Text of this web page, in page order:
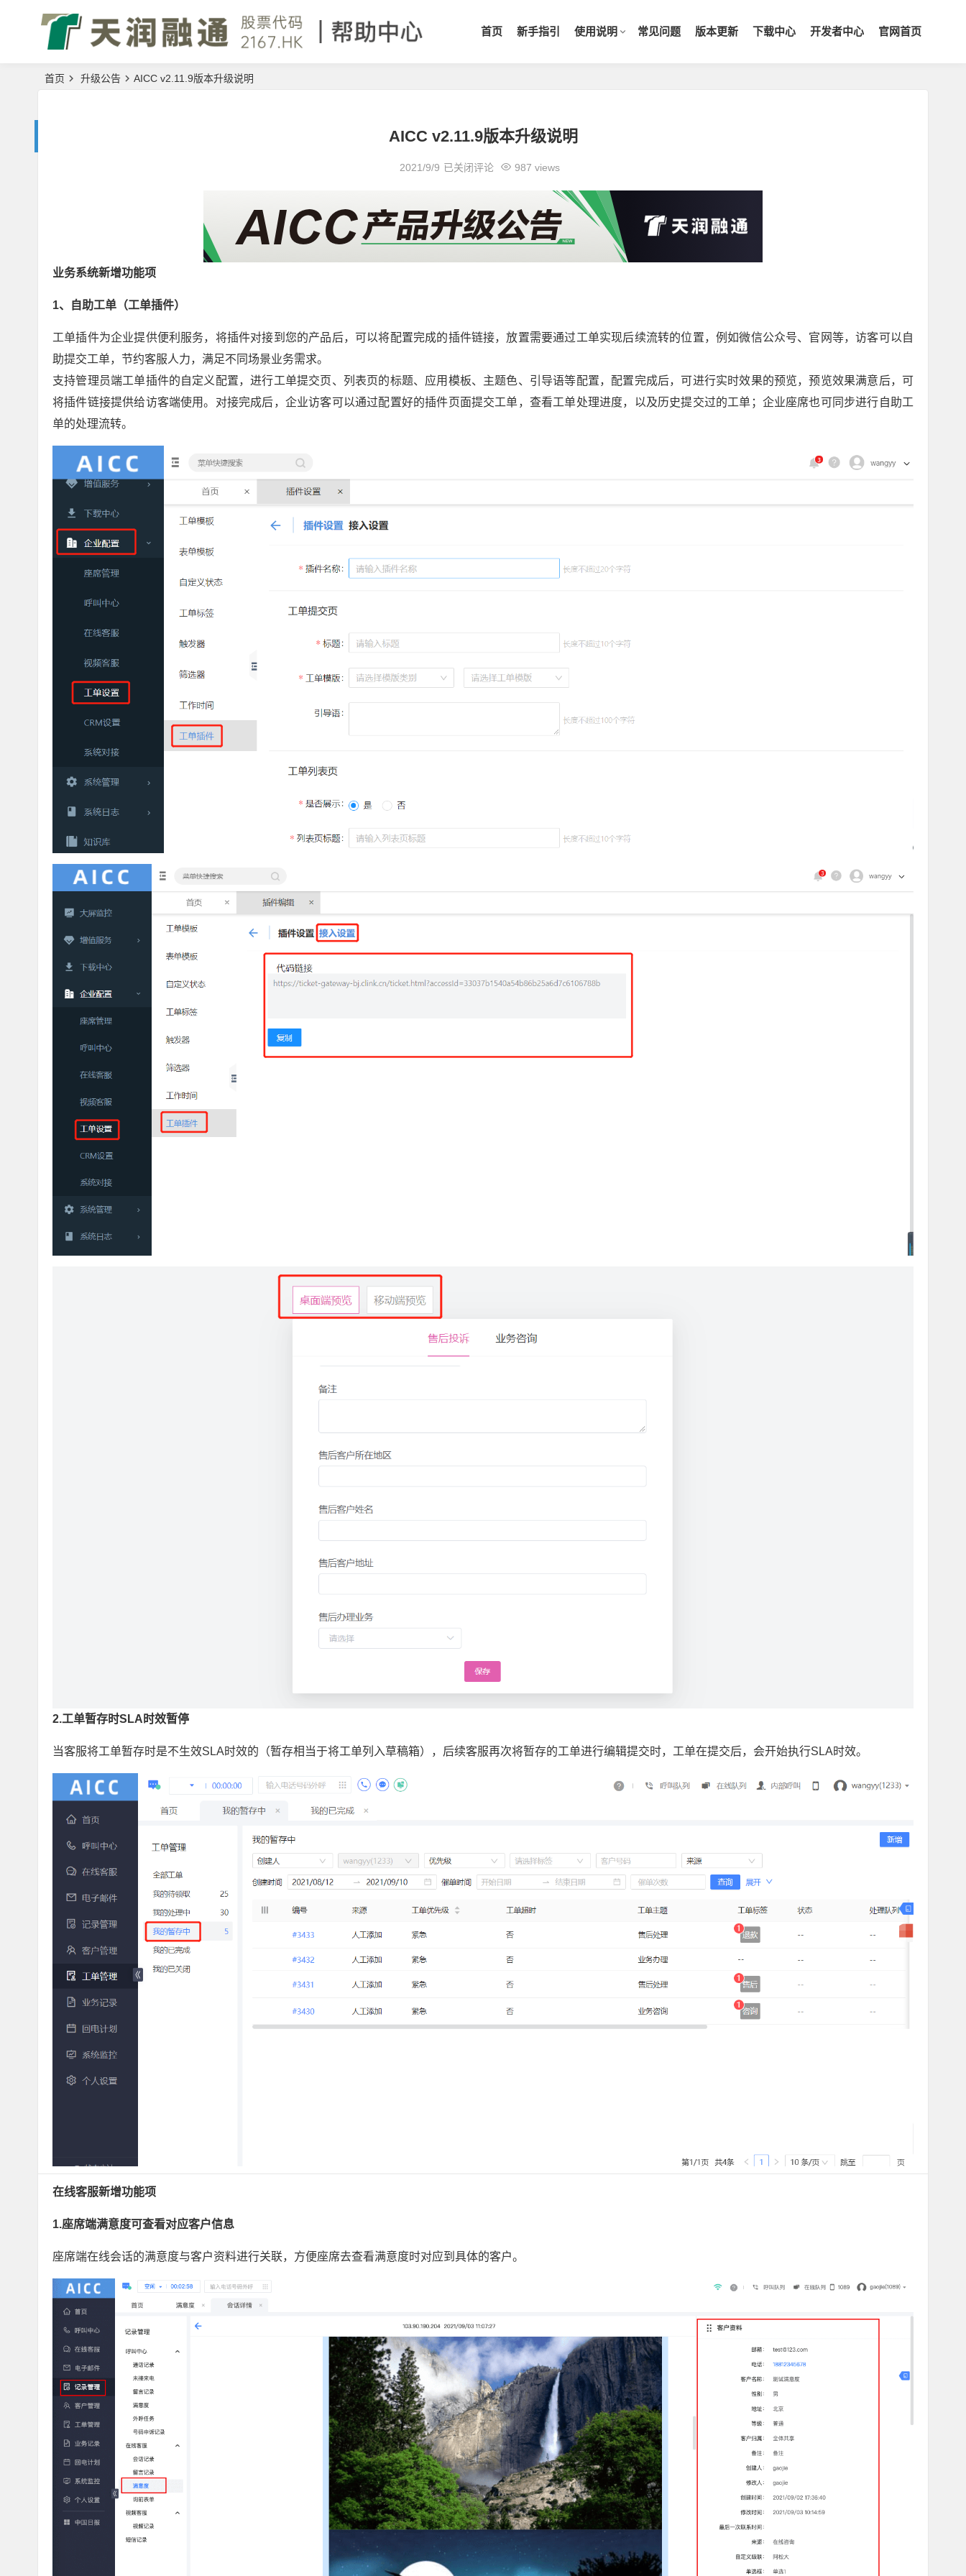
首页 新手指引 使用说明 常见问题 版本更新 下载中心 开发者中心 官网首页
首页 升级公告 AICC v2.11.9版本升级说明
AICC v2.11.9版本升级说明
2021/9/9 已关闭评论 987 views
业务系统新增功能项
1、自助工单（工单插件）
工单插件为企业提供便利服务，将插件对接到您的产品后，可以将配置完成的插件链接，放置需要通过工单实现后续流转的位置，例如微信公众号、官网等，访客可以自
助提交工单，节约客服人力，满足不同场景业务需求。
支持管理员端工单插件的自定义配置，进行工单提交页、列表页的标题、应用模板、主题色、引导语等配置，配置完成后，可进行实时效果的预览，预览效果满意后，可
将插件链接提供给访客端使用。对接完成后，企业访客可以通过配置好的插件页面提交工单，查看工单处理进度，以及历史提交过的工单；企业座席也可同步进行自助工
单的处理流转。
2.工单暂存时SLA时效暂停
当客服将工单暂存时是不生效SLA时效的（暂存相当于将工单列入草稿箱），后续客服再次将暂存的工单进行编辑提交时，工单在提交后，会开始执行SLA时效。
在线客服新增功能项
1.座席端满意度可查看对应客户信息
座席端在线会话的满意度与客户资料进行关联，方便座席去查看满意度时对应到具体的客户。